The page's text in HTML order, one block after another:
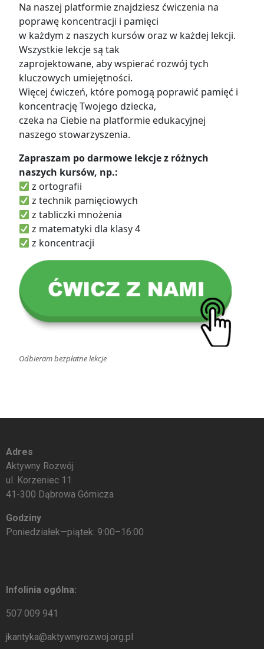
Na naszej platformie znajdziesz ćwiczenia na
poprawę koncentracji i pamięci
w każdym z naszych kursów oraz w każdej lekcji.
Wszystkie lekcje są tak
zaprojektowane, aby wspierać rozwój tych
kluczowych umiejętności.
Więcej ćwiczeń, które pomogą poprawić pamięć i
koncentrację Twojego dziecka,
czeka na Ciebie na platformie edukacyjnej
naszego stowarzyszenia.
Zapraszam po darmowe lekcje z różnych
naszych kursów, np.:
z ortografii
z technik pamięciowych
z tabliczki mnożenia
z matematyki dla klasy 4
z koncentracji
Odbieram bezpłatne lekcje
Adres
Aktywny Rozwój
ul. Korzeniec 11
41-300 Dąbrowa Górnicza
Godziny
Poniedziałek—piątek: 9:00–16:00
Infolinia ogólna:
507 009 941
jkantyka@aktywnyrozwoj.org.pl